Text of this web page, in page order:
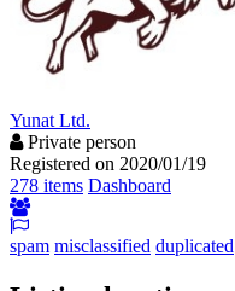
Yunat Ltd.
Private person
Registered on 2020/01/19
278 items Dashboard
spam misclassified duplicated